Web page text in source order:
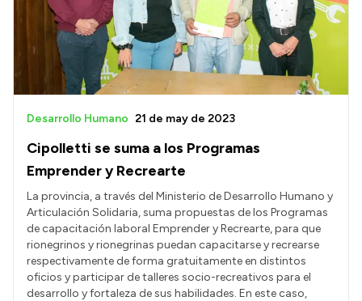
Cipolletti se suma a los Programas
Emprender y Recrearte
Desarrollo Humano 21 de may de 2023
La provincia, a través del Ministerio de Desarrollo Humano y
Articulación Solidaria, suma propuestas de los Programas
de capacitación laboral Emprender y Recrearte, para que
rionegrinos y rionegrinas puedan capacitarse y recrearse
respectivamente de forma gratuitamente en distintos
oficios y participar de talleres socio-recreativos para el
desarrollo y fortaleza de sus habilidades. En este caso,